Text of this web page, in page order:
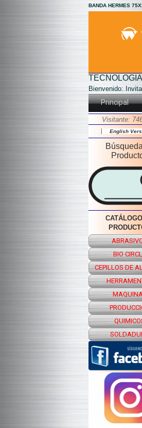
BANDA HERMES
Bienvenido:
Principal
Visitante:
English
BIO
CEPILLOS DE